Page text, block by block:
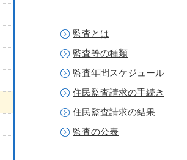
監査とは
監査等の種類
監査年間スケジュール
住民監査請求の手続き
住民監査請求の結果
監査の公表